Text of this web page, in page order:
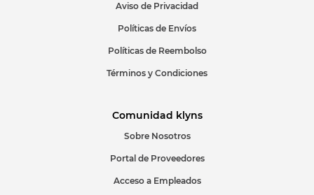
ENVIAR COMENTARIO
Aviso de Privacidad
Políticas de Envíos
Políticas de Reembolso
Términos y Condiciones
Comunidad klyns
Sobre Nosotros
Portal de Proveedores
Acceso a Empleados